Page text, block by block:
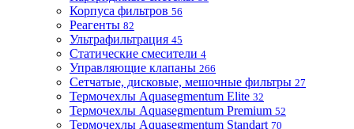
Корпуса фильтров 56
Реагенты 82
Ультрафильтрация 45
Статические смесители 4
Управляющие клапаны 266
Сетчатые, дисковые, мешочные фильтры 27
Термочехлы Aquasegmentum Elite 32
Термочехлы Aquasegmentum Premium 52
Термочехлы Aquasegmentum Standart 70